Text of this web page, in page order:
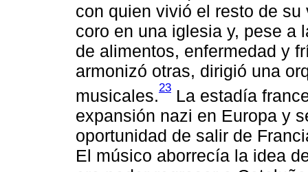
con quien vivió el resto de
coro en una iglesia y, pese a
de alimentos, enfermedad y
armonizó otras, dirigió una
musicales.23 La estadía
expansión nazi en Europa y
oportunidad de salir de
El músico aborrecía la idea